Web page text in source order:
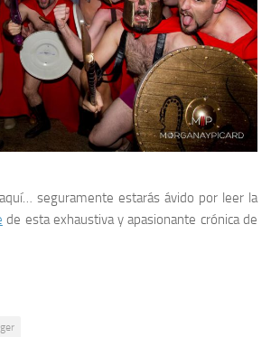
seguramente estarás ávido por leer la
de esta exhaustiva y apasionante crónica de